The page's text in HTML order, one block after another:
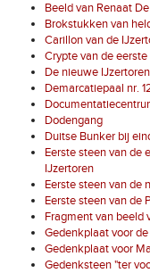
Beeld van Renaat
Brokstukken van
Carillon van de
Crypte van de
De nieuwe IJzertoren
Demarcatiepaal nr.
Dodengang
Duitse Bunker bij
Eerste steen van de
IJzertoren
Eerste steen van de
Eerste steen van de
Fragment van beeld
Gedenkplaat voor
Gedenkplaat voor
Gedenksteen "ter